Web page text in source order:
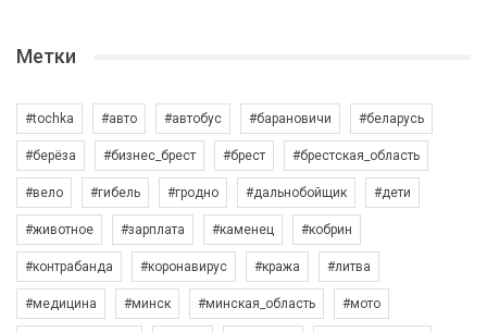
Метки
#tochka #авто #автобус #барановичи #беларусь
#берёза #бизнес_брест #брест #брестская_область
#вело #гибель #гродно #дальнобойщик #дети
#животное #зарплата #каменец #кобрин
#контрабанда #коронавирус #кража #литва
#медицина #минск #минская_область #мото